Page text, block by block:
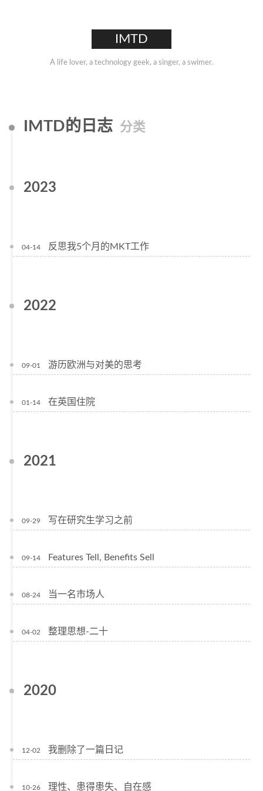
IMTD
A life lover, a technology geek, a singer, a swimer.
IMTD的日志 分类
2023
04-14 反思我5个月的MKT工作
2022
09-01 游历欧洲与对美的思考
01-14 在英国住院
2021
09-29 写在研究生学习之前
09-14 Features Tell, Benefits Sell
08-24 当一名市场人
04-02 整理思想-二十
2020
12-02 我删除了一篇日记
10-26 理性、患得患失、自在感